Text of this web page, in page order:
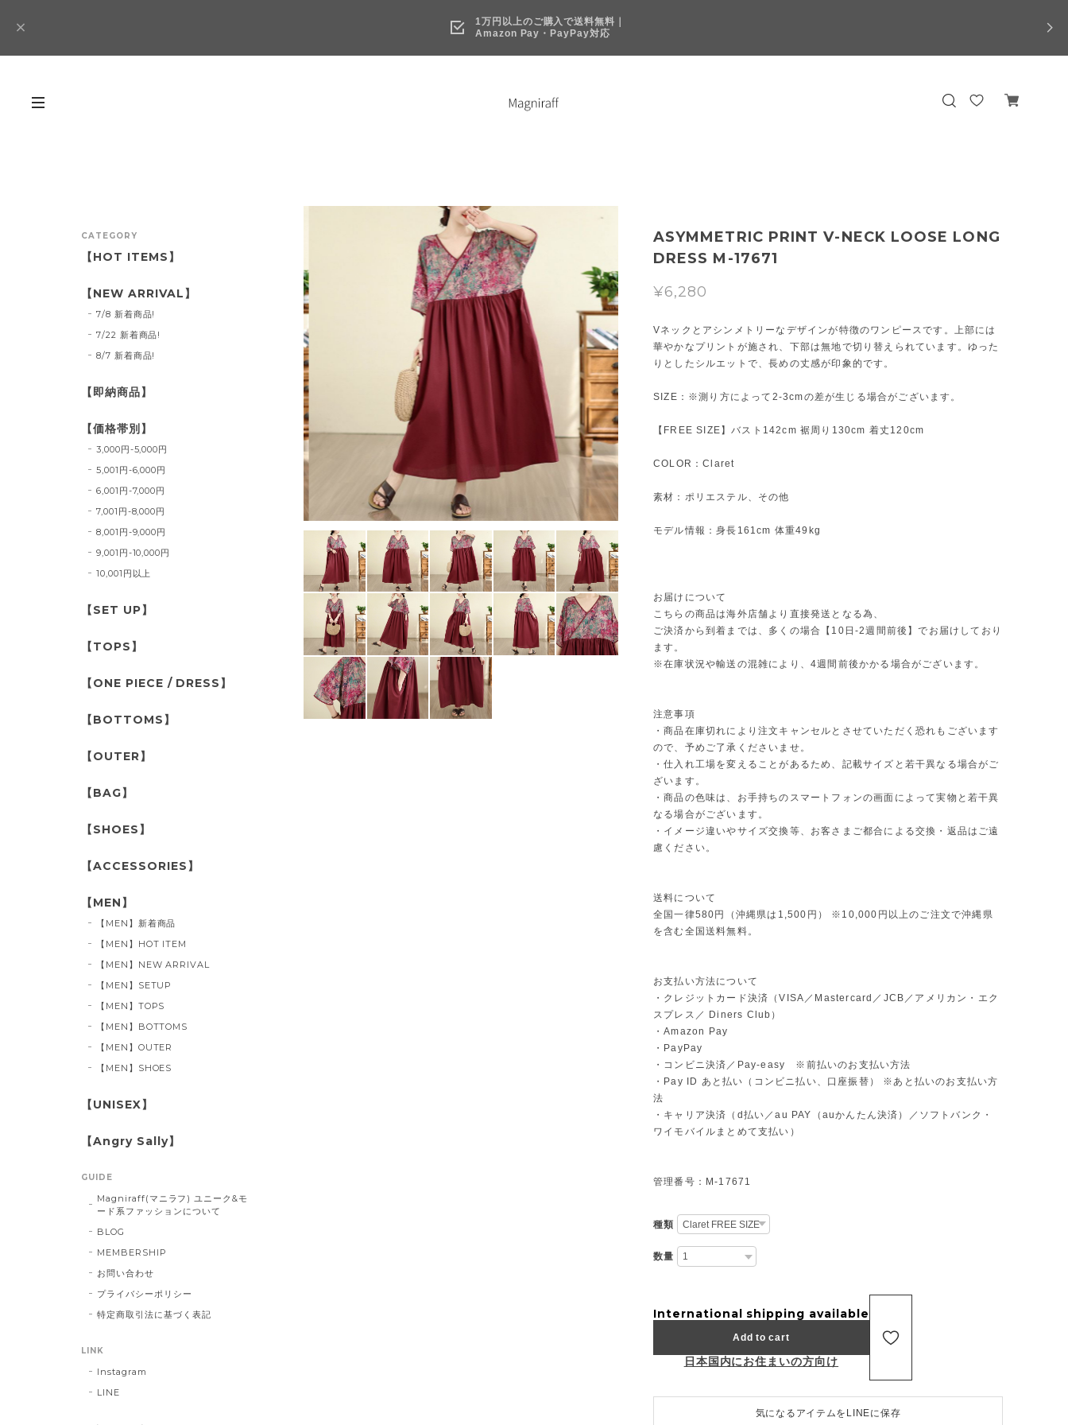
1万円以上のご購入で送料無料｜
Amazon Pay・PayPay対応
ASYMMETRIC PRINT V-NECK LOOSE LONG
DRESS M-17671
¥6,280
Vネックとアシンメトリーなデザインが特徴のワンピースです。上部には
華やかなプリントが施され、下部は無地で切り替えられています。ゆった
りとしたシルエットで、長めの丈感が印象的です。
SIZE：※測り方によって2-3cmの差が生じる場合がございます。
【FREE SIZE】バスト142cm 裾周り130cm 着丈120cm
COLOR：Claret
素材：ポリエステル、その他
モデル情報：身長161cm 体重49kg
お届けについて
こちらの商品は海外店舗より直接発送となる為、
ご決済から到着までは、多くの場合【10日-2週間前後】でお届けしており
ます。
※在庫状況や輸送の混雑により、4週間前後かかる場合がございます。
注意事項
・商品在庫切れにより注文キャンセルとさせていただく恐れもございます
ので、予めご了承くださいませ。
・仕入れ工場を変えることがあるため、記載サイズと若干異なる場合がご
ざいます。
・商品の色味は、お手持ちのスマートフォンの画面によって実物と若干異
なる場合がございます。
・イメージ違いやサイズ交換等、お客さまご都合による交換・返品はご遠
慮ください。
送料について
全国一律580円（沖縄県は1,500円） ※10,000円以上のご注文で沖縄県
を含む全国送料無料。
お支払い方法について
・クレジットカード決済（VISA／Mastercard／JCB／アメリカン・エク
スプレス／ Diners Club）
・Amazon Pay
・PayPay
・コンビニ決済／Pay-easy ※前払いのお支払い方法
・Pay ID あと払い（コンビニ払い、口座振替） ※あと払いのお支払い方
法
・キャリア決済（d払い／au PAY（auかんたん決済）／ソフトバンク・
ワイモバイルまとめて支払い）
管理番号：M-17671
種類
数量
International shipping available
Add to cart
日本国内にお住まいの方向け
気になるアイテムをLINEに保存
CATEGORY
【HOT ITEMS】
【NEW ARRIVAL】
7/8 新着商品!
7/22 新着商品!
8/7 新着商品!
【即納商品】
【価格帯別】
3,000円-5,000円
5,001円-6,000円
6,001円-7,000円
7,001円-8,000円
8,001円-9,000円
9,001円-10,000円
10,001円以上
【SET UP】
【TOPS】
【ONE PIECE / DRESS】
【BOTTOMS】
【OUTER】
【BAG】
【SHOES】
【ACCESSORIES】
【MEN】
【MEN】新着商品
【MEN】HOT ITEM
【MEN】NEW ARRIVAL
【MEN】SETUP
【MEN】TOPS
【MEN】BOTTOMS
【MEN】OUTER
【MEN】SHOES
【UNISEX】
【Angry Sally】
GUIDE
Magniraff(マニラフ) ユニーク&モ
ード系ファッションについて
BLOG
MEMBERSHIP
お問い合わせ
プライバシーポリシー
特定商取引法に基づく表記
LINK
Instagram
LINE